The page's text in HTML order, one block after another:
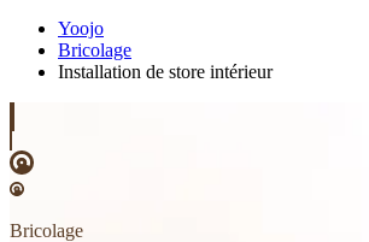
Yoojo
Bricolage
Installation de store intérieur
Bricolage